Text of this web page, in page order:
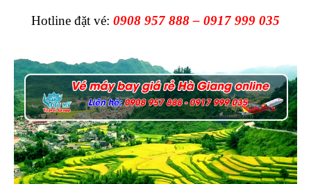
Hotline đặt vé: 0908 957 888 – 0917 999 035